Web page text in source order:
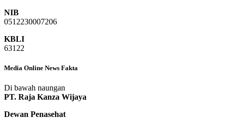
NIB
0512230007206
KBLI
63122
Media Online News Fakta
Di bawah naungan
PT. Raja Kanza Wijaya
Dewan Penasehat